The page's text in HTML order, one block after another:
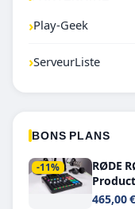
›Play-Geek
›ServeurListe
BONS PLANS
-11%
RØDE
Double
465,00 €